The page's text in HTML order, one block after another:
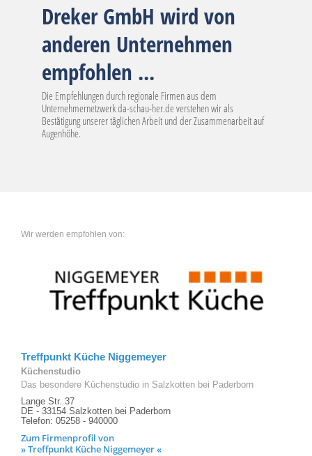
Dreker GmbH wird von
anderen Unternehmen
empfohlen ...
Die Empfehlungen durch regionale Firmen aus dem
Unternehmernetzwerk da-schau-her.de verstehen wir als
Bestätigung unserer täglichen Arbeit und der Zusammenarbeit auf
Augenhöhe.
Wir werden empfohlen von:
Treffpunkt Küche Niggemeyer
Küchenstudio
Das besondere Küchenstudio in Salzkotten bei Paderborn
Lange Str. 37
DE - 33154 Salzkotten bei Paderborn
Telefon: 05258 - 940000
Zum Firmenprofil von
» Treffpunkt Küche Niggemeyer «